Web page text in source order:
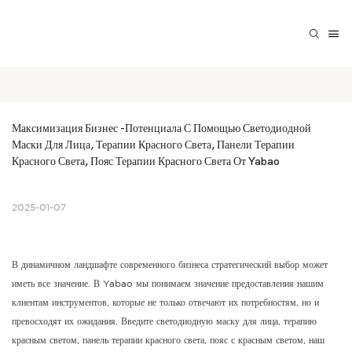
Максимизация Бизнес -потенциала С Помощью Светодиодной
Маски Для Лица, Терапии Красного Света, Панели Терапии
Красного Света, Пояс Терапии Красного Света От Yabao
2025-01-07
В динамичном ландшафте современного бизнеса стратегический выбор может
иметь все значение. В Yabao мы понимаем значение предоставления нашим
клиентам инструментов, которые не только отвечают их потребностям, но и
превосходят их ожидания. Введите светодиодную маску для лица, терапию
красным светом, панель терапии красного света, пояс с красным светом, наш